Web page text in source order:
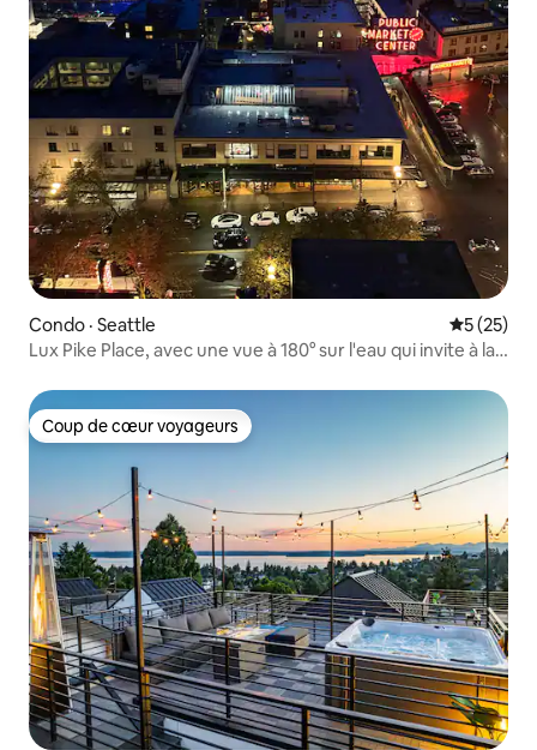
Condo · Seattle Note
5 (25)
Lux Pike Place, avec une vue à 180° sur l'eau qui invite à la
Coup de cœur voyageurs
Coup de cœur voyageurs